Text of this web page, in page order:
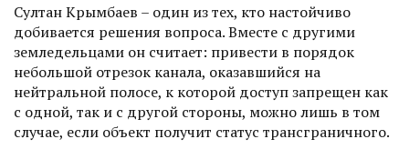
Султан Крымбаев – один из тех, кто настойчиво
добивается решения вопроса. Вместе с другими
земледельцами он считает: привести в порядок
небольшой отрезок канала, оказавшийся на
нейтральной полосе, к которой доступ запрещен как
с одной, так и с другой стороны, можно лишь в том
случае, если объект получит статус трансграничного.